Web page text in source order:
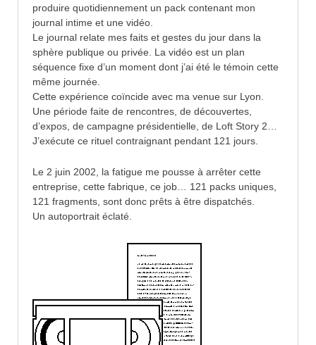
produire quotidiennement un pack contenant mon
journal intime et une vidéo.
Le journal relate mes faits et gestes du jour dans la
sphère publique ou privée. La vidéo est un plan
séquence fixe d’un moment dont j’ai été le témoin cette
même journée.
Cette expérience coïncide avec ma venue sur Lyon.
Une période faite de rencontres, de découvertes,
d’expos, de campagne présidentielle, de Loft Story 2…
J’exécute ce rituel contraignant pendant 121 jours.
Le 2 juin 2002, la fatigue me pousse à arrêter cette
entreprise, cette fabrique, ce job… 121 packs uniques,
121 fragments, sont donc prêts à être dispatchés.
Un autoportrait éclaté.